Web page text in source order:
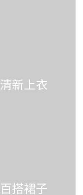
清新上衣
百搭裙子